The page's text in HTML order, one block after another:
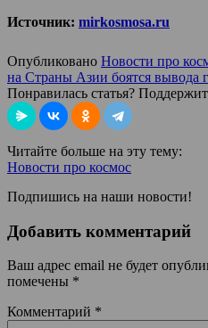
Источник: mirkosmosa.ru
Опубликовано Новости про
на Страны Азии боятся вывода
Понравилась статья?
Читайте больше на эту тему:
Новости про космос
Подпишись на наши новости!
Добавить комментарий
Ваш адрес email не будет
помечены *
Комментарий *